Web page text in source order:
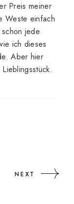
Preis meiner
Weste einfach
jede
ich dieses
Aber hier
NEXT